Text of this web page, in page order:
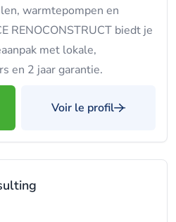
warmtepompen en
RENOCONSTRUCT biedt je
met lokale,
en 2 jaar garantie.
Voir le profil